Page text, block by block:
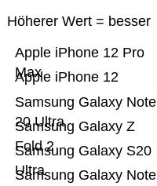
Höherer Wert = besser
Samsung Galaxy Note
Samsung Galaxy S20
Ultra
Samsung Galaxy Z
Fold 2
Samsung Galaxy Note
20 Ultra
Apple iPhone 12
Apple iPhone 12 Pro
Max